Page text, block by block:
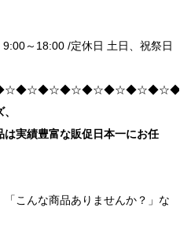
～18:00 /定休日 土日、祝祭日
販促日本一にお任
こんな商品ありませんか？」な